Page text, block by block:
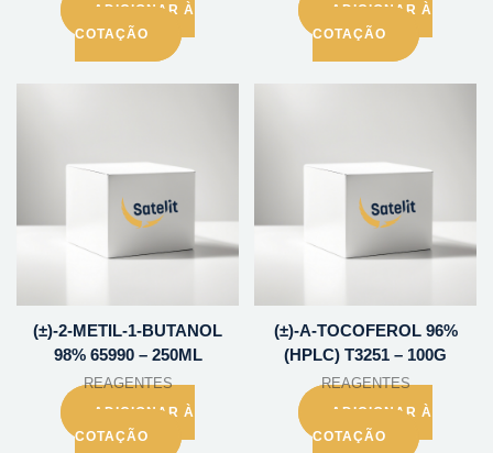
ADICIONAR À
COTAÇÃO
ADICIONAR À
COTAÇÃO
(±)-2-METIL-1-BUTANOL
98% 65990 – 250ML
REAGENTES
ADICIONAR À
COTAÇÃO
(±)-A-TOCOFEROL 96%
(HPLC) T3251 – 100G
REAGENTES
ADICIONAR À
COTAÇÃO